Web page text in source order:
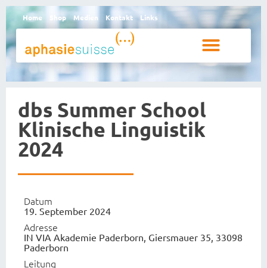
Home Shop Medien Kontakt Links
dbs Summer School
Klinische Linguistik
2024
Datum
19. September 2024
Adresse
IN VIA Akademie Paderborn, Giersmauer 35, 33098
Paderborn
Leitung